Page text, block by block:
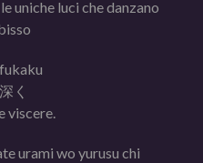
uniche luci che danzano
く
viscere.
urami wo yurusu chi